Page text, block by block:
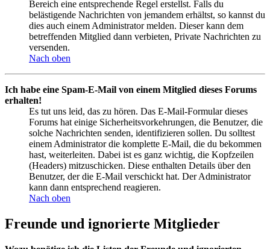
Bereich eine entsprechende Regel erstellst. Falls du
belästigende Nachrichten von jemandem erhältst, so kannst du
dies auch einem Administrator melden. Dieser kann dem
betreffenden Mitglied dann verbieten, Private Nachrichten zu
versenden.
Nach oben
Ich habe eine Spam-E-Mail von einem Mitglied dieses Forums
erhalten!
Es tut uns leid, das zu hören. Das E-Mail-Formular dieses
Forums hat einige Sicherheitsvorkehrungen, die Benutzer, die
solche Nachrichten senden, identifizieren sollen. Du solltest
einem Administrator die komplette E-Mail, die du bekommen
hast, weiterleiten. Dabei ist es ganz wichtig, die Kopfzeilen
(Headers) mitzuschicken. Diese enthalten Details über den
Benutzer, der die E-Mail verschickt hat. Der Administrator
kann dann entsprechend reagieren.
Nach oben
Freunde und ignorierte Mitglieder